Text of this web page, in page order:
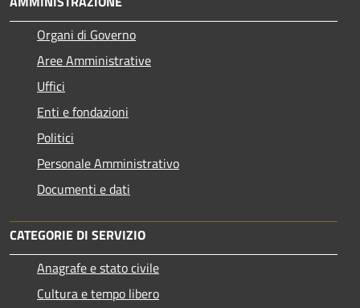
Organi di Governo
Aree Amministrative
Uffici
Enti e fondazioni
Politici
Personale Amministrativo
Documenti e dati
CATEGORIE DI SERVIZIO
Anagrafe e stato civile
Cultura e tempo libero